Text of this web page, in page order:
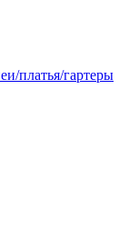
платья/гартеры